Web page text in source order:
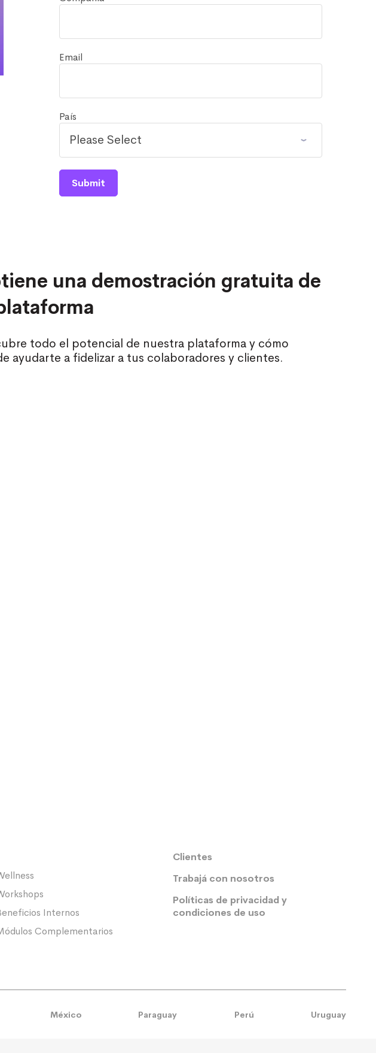
Email
País
una demostración gratuita de
todo el potencial de nuestra plataforma y cómo
ayudarte a fidelizar a tus colaboradores y clientes.
Internos
Complementarios
Clientes
Trabajá con nosotros
Políticas de privacidad y
condiciones de uso
México Paraguay Perú Uruguay